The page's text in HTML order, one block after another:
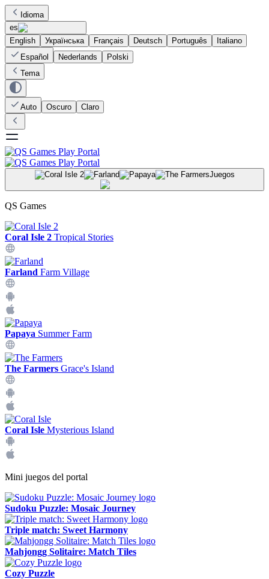
Idioma
es
English
Українська Français Deutsch Português
Italiano
Español
Nederlands
Polski
Tema
Auto Oscuro Claro
Juegos
QS Games
Coral Isle 2 Tropical Stories
Farland Farm Village
Papaya Summer Farm
The Farmers Grace's Island
Coral Isle Mysterious Island
Mini juegos del portal
Sudoku Puzzle: Mosaic Journey
Triple match: Sweet Harmony
Mahjongg Solitaire: Match Tiles
Cozy Puzzle